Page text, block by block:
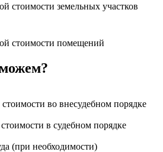
стоимости земельных участков
стоимости помещений
во внесудебном порядке
в судебном порядке
(при необходимости)